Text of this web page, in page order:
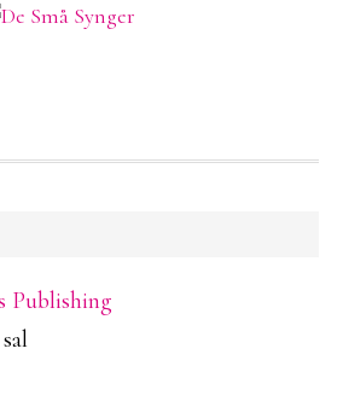
Publishing